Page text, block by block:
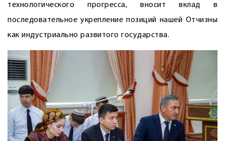
технологического прогресса, вносит вклад в
последовательное укрепление позиций нашей Отчизны
как индустриально развитого государства.